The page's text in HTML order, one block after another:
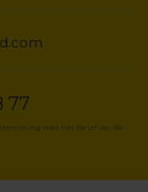
77
met het tarief van de